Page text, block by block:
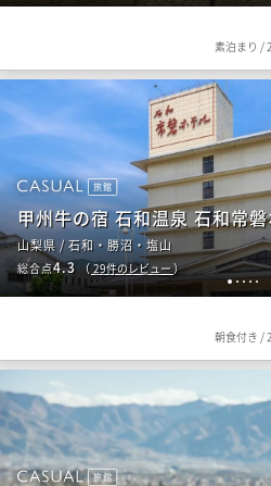
素泊まり /
12345
旅館
甲州牛の宿 石和温泉 石和常
山梨県 / 石和・勝沼・塩山
総合点4.3（ 29件のレビュー）
朝食付き /
旅館